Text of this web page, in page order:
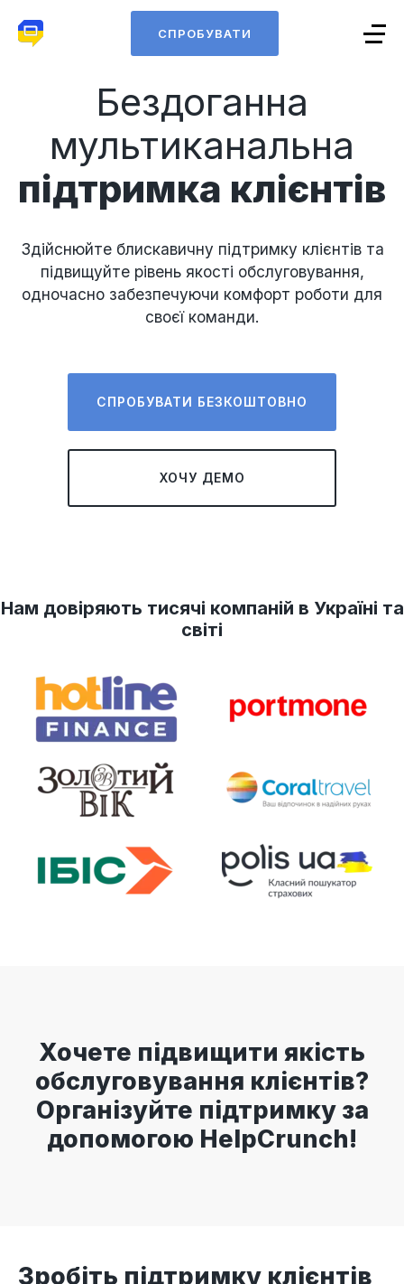
СПРОБУВАТИ
Бездоганна
мультиканальна
підтримка клієнтів
Здійснюйте блискавичну підтримку клієнтів та
підвищуйте рівень якості обслуговування,
одночасно забезпечуючи комфорт роботи для
своєї команди.
СПРОБУВАТИ БЕЗКОШТОВНО
ХОЧУ ДЕМО
Нам довіряють тисячі компаній в Україні та
світі
Хочете підвищити якість
обслуговування клієнтів?
Організуйте підтримку за
допомогою HelpCrunch!
Зробіть підтримку клієнтів